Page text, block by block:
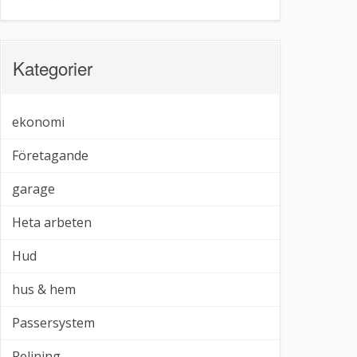
Kategorier
ekonomi
Företagande
garage
Heta arbeten
Hud
hus & hem
Passersystem